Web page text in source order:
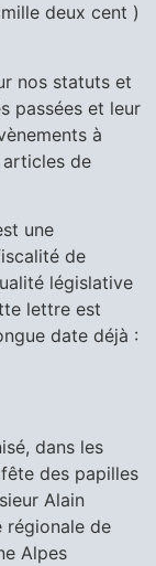
deux cent )
nos statuts et
passées et leur
à
de
une
de
législative
lettre est
date déjà :
dans les
des papilles
Alain
régionale de
Alpes